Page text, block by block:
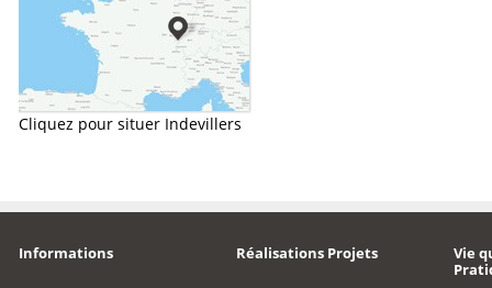
Cliquez pour situer Indevillers
Informations Réalisations Projets
Vie